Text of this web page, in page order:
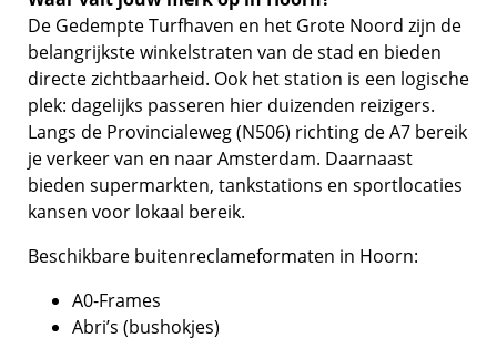
De Gedempte Turfhaven en het Grote Noord zijn de
belangrijkste winkelstraten van de stad en bieden
directe zichtbaarheid. Ook het station is een logische
plek: dagelijks passeren hier duizenden reizigers.
Langs de Provincialeweg (N506) richting de A7 bereik
je verkeer van en naar Amsterdam. Daarnaast
bieden supermarkten, tankstations en sportlocaties
kansen voor lokaal bereik.
Beschikbare buitenreclameformaten in Hoorn:
A0-Frames
Abri’s (bushokjes)